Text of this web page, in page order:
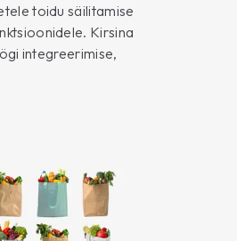
toidu säilitamise
Kirsina
integreerimise,